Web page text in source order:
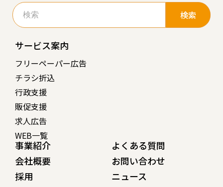
検
索:
サービス案内
フリーペーパー広告
チラシ折込
行政支援
販促支援
求人広告
WEB一覧
事業紹介
会社概要
採用
よくある質問
お問い合わせ
ニュース